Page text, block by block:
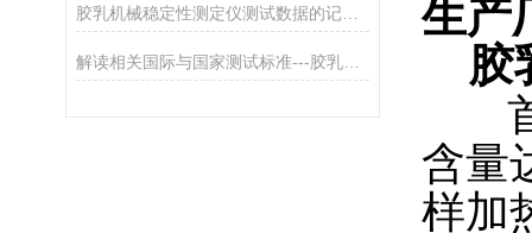
胶乳机械稳定性测定仪测试数据的记录、处理与报告
解读相关国际与国家测试标准---胶乳高速机械稳定性测定仪
生产
胶
首
含量
样加